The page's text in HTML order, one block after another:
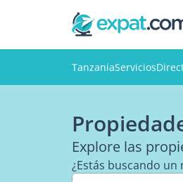
TanzaniaServicios
Explore las
¿Estás buscando un